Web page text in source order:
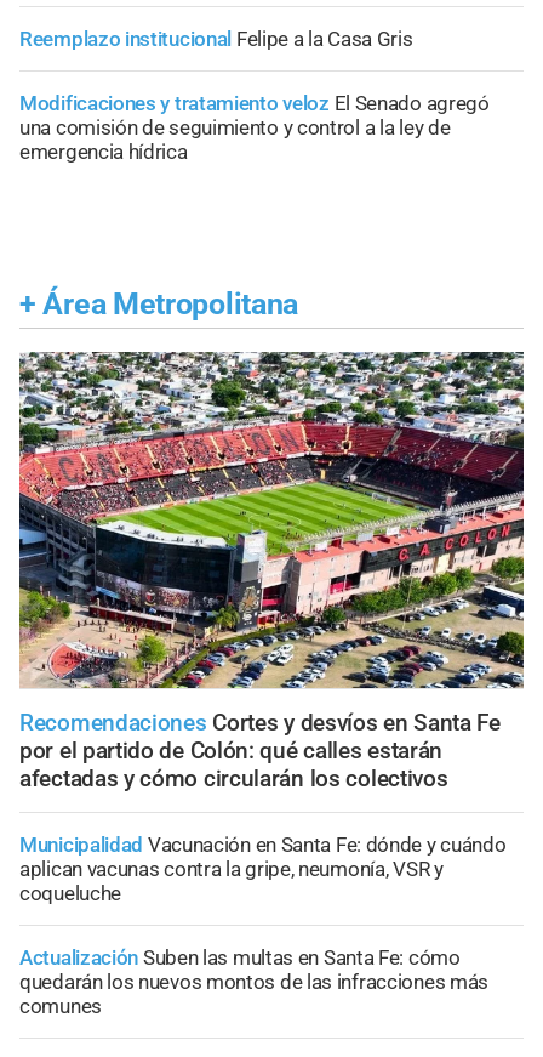
Reemplazo institucional Felipe a la Casa Gris
Modificaciones y tratamiento veloz El Senado agregó
una comisión de seguimiento y control a la ley de
emergencia hídrica
+ Área Metropolitana
Recomendaciones Cortes y desvíos en Santa Fe
por el partido de Colón: qué calles estarán
afectadas y cómo circularán los colectivos
Municipalidad Vacunación en Santa Fe: dónde y cuándo
aplican vacunas contra la gripe, neumonía, VSR y
coqueluche
Actualización Suben las multas en Santa Fe: cómo
quedarán los nuevos montos de las infracciones más
comunes